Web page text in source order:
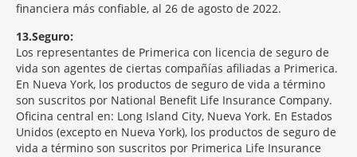
financiera más confiable, al 26 de agosto de 2022.
13 Seguro:
Los representantes de Primerica con licencia de seguro de
vida son agentes de ciertas compañías afiliadas a Primerica.
En Nueva York, los productos de seguro de vida a término
son suscritos por National Benefit Life Insurance Company.
Oficina central en: Long Island City, Nueva York. En Estados
Unidos (excepto en Nueva York), los productos de seguro de
vida a término son suscritos por Primerica Life Insurance